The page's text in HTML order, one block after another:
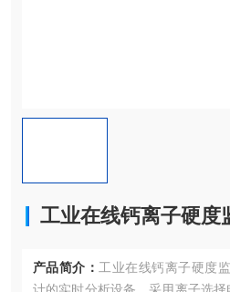
工业在线钙离子硬度
产品简介： 工业在线钙离子硬度